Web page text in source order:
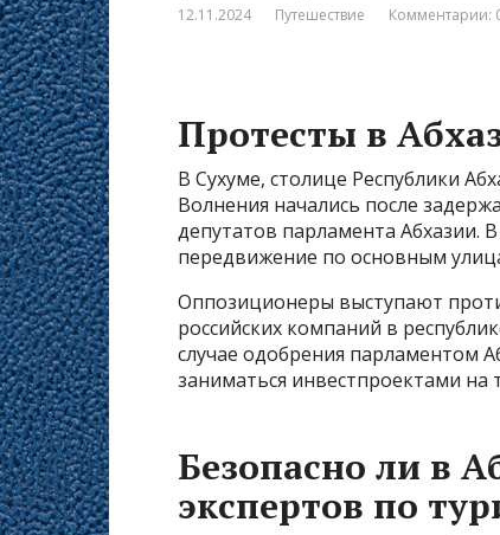
12.11.2024 Путешествие Комментарии:
Протесты в
В Сухуме, столице Республики
Волнения начались после
депутатов парламента Абхазии.
передвижение по основным
Оппозиционеры выступают
российских компаний в
случае одобрения парламентом
заниматься инвестпроектами на
Безопасно ли в
экспертов по